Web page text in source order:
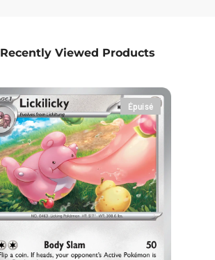
Recently Viewed Products
Épuisé